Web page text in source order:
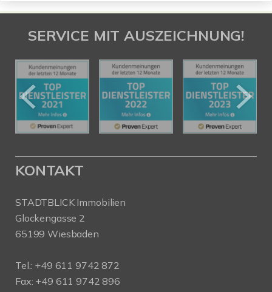
SERVICE MIT AUSZEICHNUNG!
KONTAKT
STADTBLICK Immobilien
Glockengasse 2
65199 Wiesbaden
Tel.: +49 611 9742 872
Fax: +49 611 9742 896